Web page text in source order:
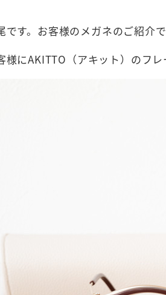
です。お客様のメガネのご紹介で
様にAKITTO（アキット）のフレ